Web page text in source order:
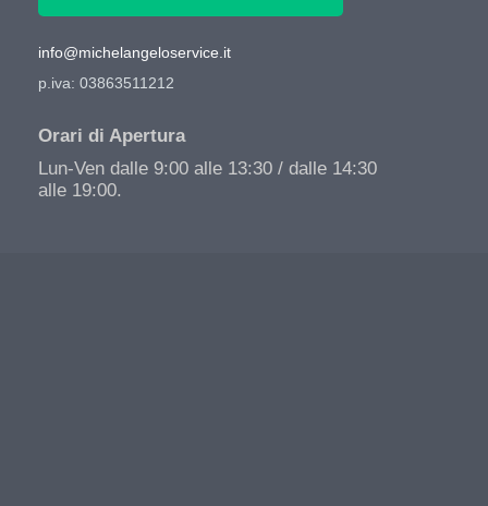
info@michelangeloservice.it
p.iva: 03863511212
Orari di Apertura
Lun-Ven dalle 9:00 alle 13:30 / dalle 14:30
alle 19:00.